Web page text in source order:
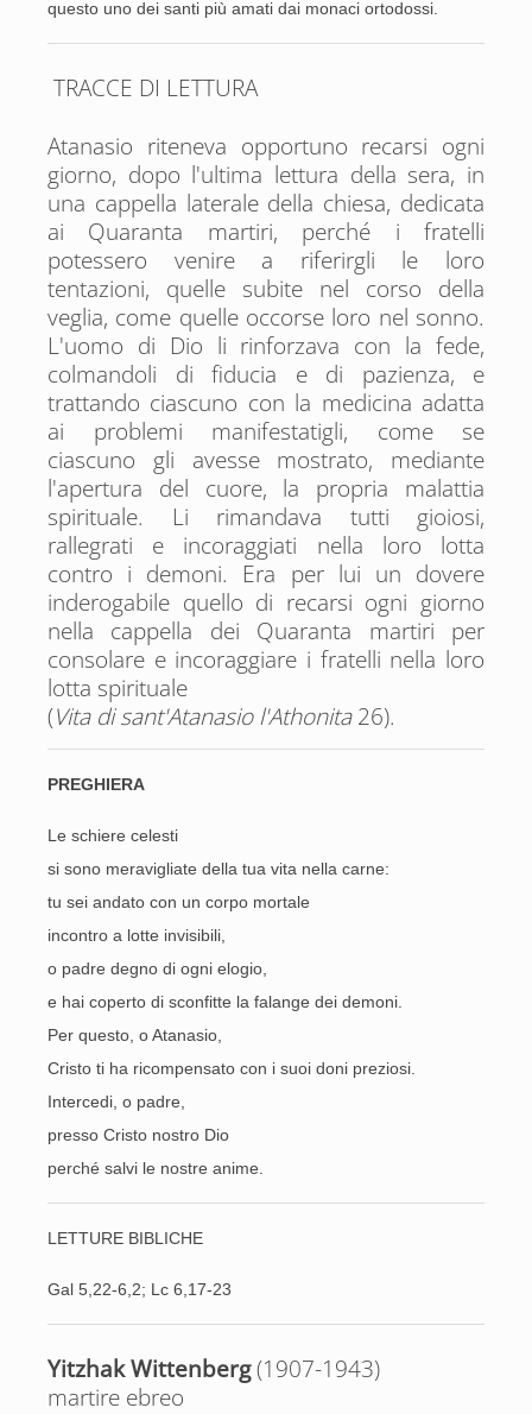
questo uno dei santi più amati dai monaci ortodossi.
TRACCE DI LETTURA
Atanasio riteneva opportuno recarsi ogni
giorno, dopo l'ultima lettura della sera, in
una cappella laterale della chiesa, dedicata
ai Quaranta martiri, perché i fratelli
potessero venire a riferirgli le loro
tentazioni, quelle subite nel corso della
veglia, come quelle occorse loro nel sonno.
L'uomo di Dio li rinforzava con la fede,
colmandoli di fiducia e di pazienza, e
trattando ciascuno con la medicina adatta
ai problemi manifestatigli, come se
ciascuno gli avesse mostrato, mediante
l'apertura del cuore, la propria malattia
spirituale. Li rimandava tutti gioiosi,
rallegrati e incoraggiati nella loro lotta
contro i demoni. Era per lui un dovere
inderogabile quello di recarsi ogni giorno
nella cappella dei Quaranta martiri per
consolare e incoraggiare i fratelli nella loro
lotta spirituale
(Vita di sant'Atanasio l'Athonita26).
PREGHIERA
Le schiere celesti
si sono meravigliate della tua vita nella carne:
tu sei andato con un corpo mortale
incontro a lotte invisibili,
o padre degno di ogni elogio,
e hai coperto di sconfitte la falange dei demoni.
Per questo, o Atanasio,
Cristo ti ha ricompensato con i suoi doni preziosi.
Intercedi, o padre,
presso Cristo nostro Dio
perché salvi le nostre anime.
LETTURE BIBLICHE
Gal 5,22-6,2; Lc 6,17-23
Yitzhak Wittenberg(1907-1943)
martire ebreo